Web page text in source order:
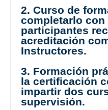
2. Curso de
completarlo con
participantes
acreditación
Instructores.
3. Formación
la certificación
impartir dos
supervisión.